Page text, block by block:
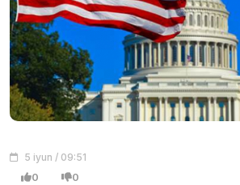
5 iyun / 09:51
0 0